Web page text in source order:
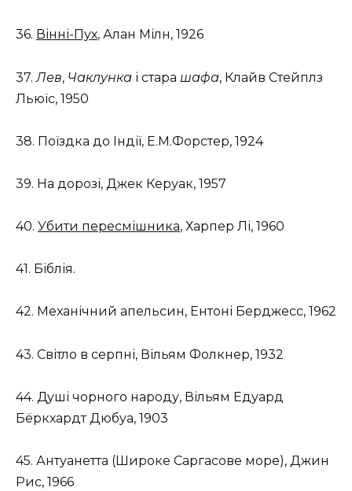
36. Вінні-Пух, Алан Мілн, 1926
37. Лев, Чаклунка і стара шафа, Клайв Стейплз
Льюїс, 1950
38. Поїздка до Індії, Е.М.Форстер, 1924
39. На дорозі, Джек Керуак, 1957
40. Убити пересмішника, Харпер Лі, 1960
41. Біблія.
42. Механічний апельсин, Ентоні Берджесс, 1962
43. Світло в серпні, Вільям Фолкнер, 1932
44. Душі чорного народу, Вільям Едуард
Бёркхардт Дюбуа, 1903
45. Антуанетта (Широке Саргасове море), Джин
Рис, 1966